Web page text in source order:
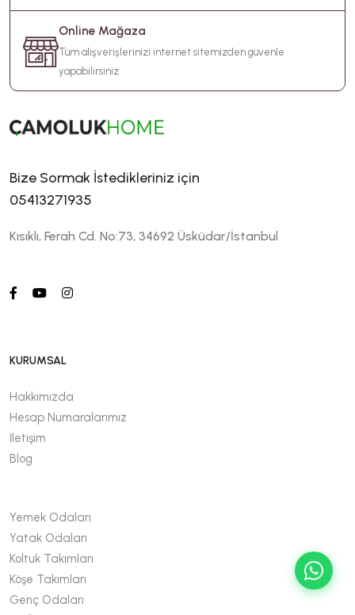
Online Mağaza
Tüm alışverişlerinizi internet sitemizden güvenle
yapabilirsiniz
Bize Sormak İstedikleriniz için
05413271935
Kısıklı, Ferah Cd. No:73, 34692 Üsküdar/İstanbul
KURUMSAL
Hakkımızda
Hesap Numaralarımız
İletişim
Blog
Yemek Odaları
Yatak Odaları
Koltuk Takımları
Köşe Takımları
Genç Odaları